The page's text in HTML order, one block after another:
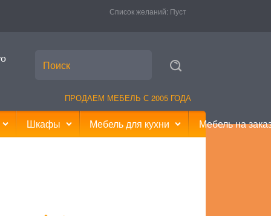
Список желаний: Пуст
ПРОДАЕМ МЕБЕЛЬ С 2005 ГОДА
Шкафы Мебель для кухни Мебель на